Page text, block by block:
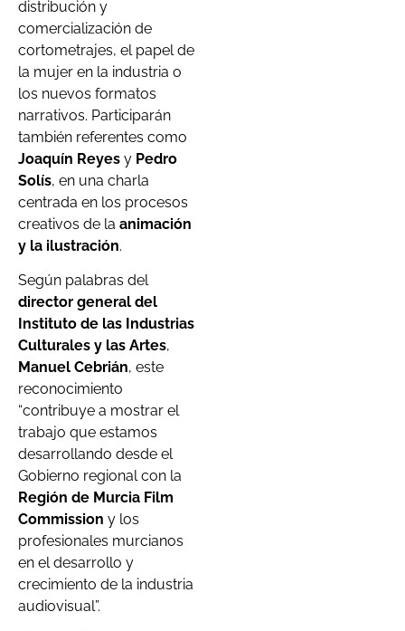
distribución y
comercialización de
cortometrajes, el papel de
la mujer en la industria o
los nuevos formatos
narrativos. Participarán
también referentes como
Joaquín Reyes y Pedro
Solís, en una charla
centrada en los procesos
creativos de la animación
y la ilustración.
Según palabras del
director general del
Instituto de las Industrias
Culturales y las Artes,
Manuel Cebrián, este
reconocimiento
“contribuye a mostrar el
trabajo que estamos
desarrollando desde el
Gobierno regional con la
Región de Murcia Film
Commission y los
profesionales murcianos
en el desarrollo y
crecimiento de la industria
audiovisual”.